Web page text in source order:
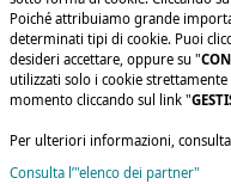
Poiché attribuiamo grande
determinati tipi di cookie. Puoi
desideri accettare, oppure su "
utilizzati solo i cookie
momento cliccando sul link "
Per ulteriori informazioni,
Consulta l’"elenco dei partner"